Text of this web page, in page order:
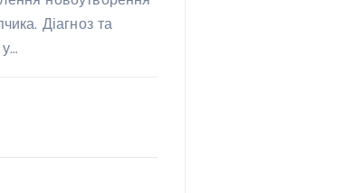
Діагноз та